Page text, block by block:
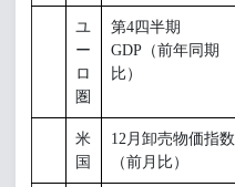
ユ
ー
ロ
圏
第4四半期
GDP（前年同期
比）
米
国
12月卸売物価指数
（前月比）